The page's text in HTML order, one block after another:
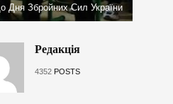
Дня Збройних Сил України
Редакція
4352 POSTS